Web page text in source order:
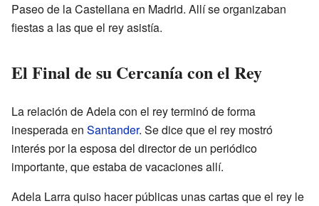
Paseo de la Castellana en Madrid. Allí se organizaban
fiestas a las que el rey asistía.
El Final de su Cercanía con el Rey
La relación de Adela con el rey terminó de forma
inesperada en Santander. Se dice que el rey mostró
interés por la esposa del director de un periódico
importante, que estaba de vacaciones allí.
Adela Larra quiso hacer públicas unas cartas que el rey le